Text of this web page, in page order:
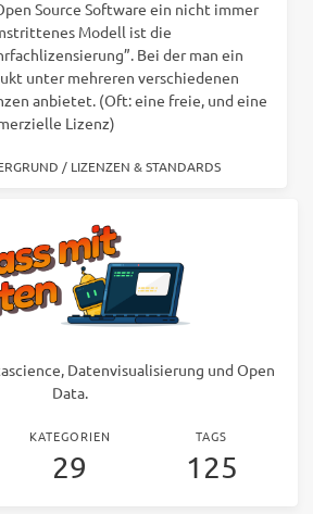
Source Software ein nicht immer
Modell ist die
Bei der man ein
unter mehreren verschiedenen
anbietet. (Oft: eine freie, und eine
Lizenz)
/ LIZENZEN & STANDARDS
Datenvisualisierung und Open
Data.
KATEGORIEN
29
TAGS
125